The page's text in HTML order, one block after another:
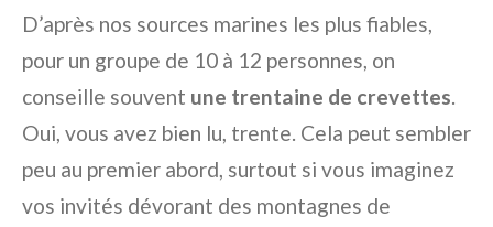
D’après nos sources marines les plus fiables,
pour un groupe de 10 à 12 personnes, on
conseille souvent une trentaine de crevettes.
Oui, vous avez bien lu, trente. Cela peut sembler
peu au premier abord, surtout si vous imaginez
vos invités dévorant des montagnes de